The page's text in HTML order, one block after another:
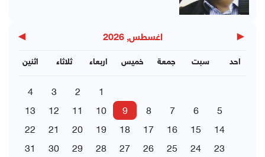
◀ اغسطس, 2026 ▶
اثنين ثلاثاء اربعاء خميس جمعة سبت احد
1
2
3
4
5
6
7
8
9
10
11
12
13
14
15
16
17
18
19
20
21
22
23
24
25
26
27
28
29
30
31